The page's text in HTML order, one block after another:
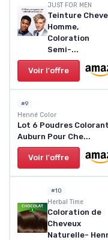
JUST FOR MEN
Teinture
Homme,
Coloration
Semi-...
Voir l'offre
#9
Henné Color
Lot 6 Poudres
Auburn Pour Che...
Voir l'offre
#10
Herbal Time
Coloration de
Cheveux
Naturelle-